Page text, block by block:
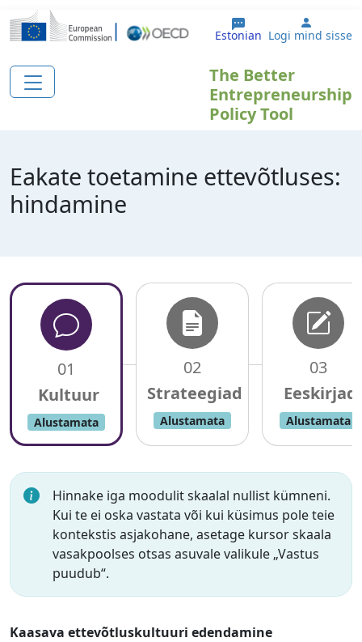
Liigu edasi põhisisu juurde
Estonian User
Logi mind sisse
The Better
Entrepreneurship
Policy Tool
Eakate toetamine ettevõtluses:
hindamine
01
Alustamata
02
Alustamata
03
Alustamata
Hinnake iga moodulit skaalal nullist kümneni.
Kui te ei oska vastata või kui küsimus pole teie
kontekstis asjakohane, asetage kursor skaala
vasakpoolses otsas asuvale valikule „Vastus
puudub“.
Kaasava ettevõtluskultuuri edendamine